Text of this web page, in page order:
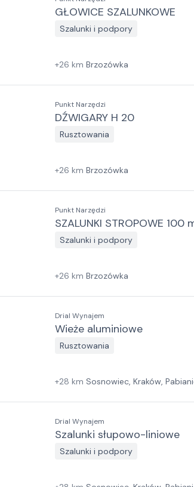
GŁOWICE SZALUNKOWE
Szalunki i podpory
+26 km Brzozówka
Punkt Narzędzi
DŹWIGARY H 20
Rusztowania
+26 km Brzozówka
Punkt Narzędzi
SZALUNKI STROPOWE 100
Szalunki i podpory
+26 km Brzozówka
Drial Wynajem
Wieże aluminiowe
Rusztowania
+28 km Sosnowiec, Kraków,
Drial Wynajem
Szalunki słupowo-liniowe
Szalunki i podpory